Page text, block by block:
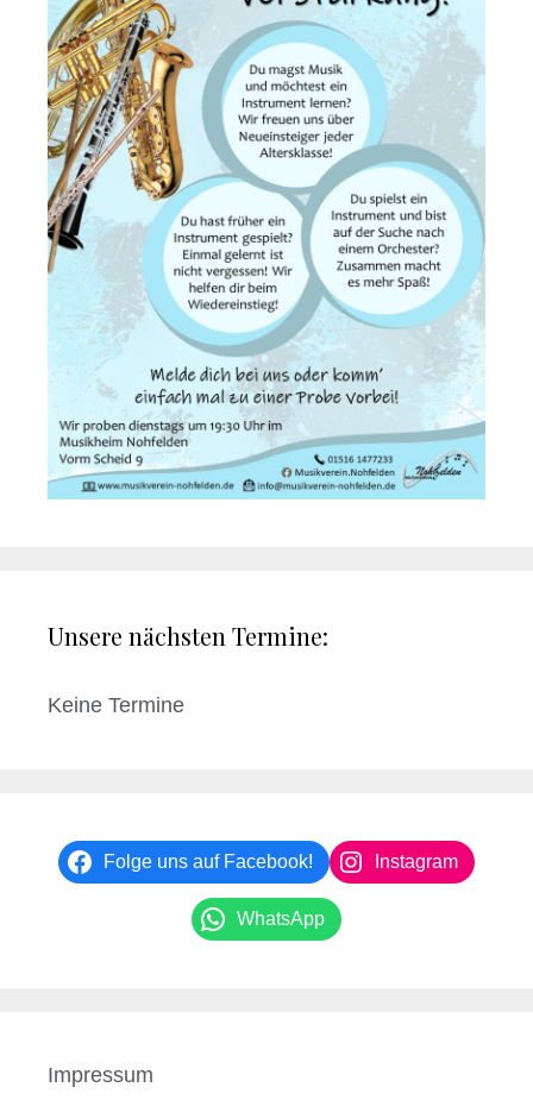
Unsere nächsten Termine:
Keine Termine
Folge uns auf Facebook! Instagram
WhatsApp
Impressum